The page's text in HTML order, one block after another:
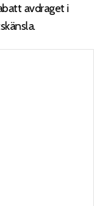
avdraget i